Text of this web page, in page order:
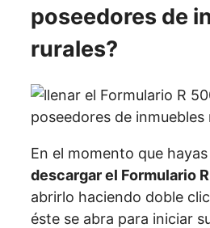
poseedores de
rurales?
En el momento que
descargar el Formulario
abrirlo haciendo doble
éste se abra para iniciar